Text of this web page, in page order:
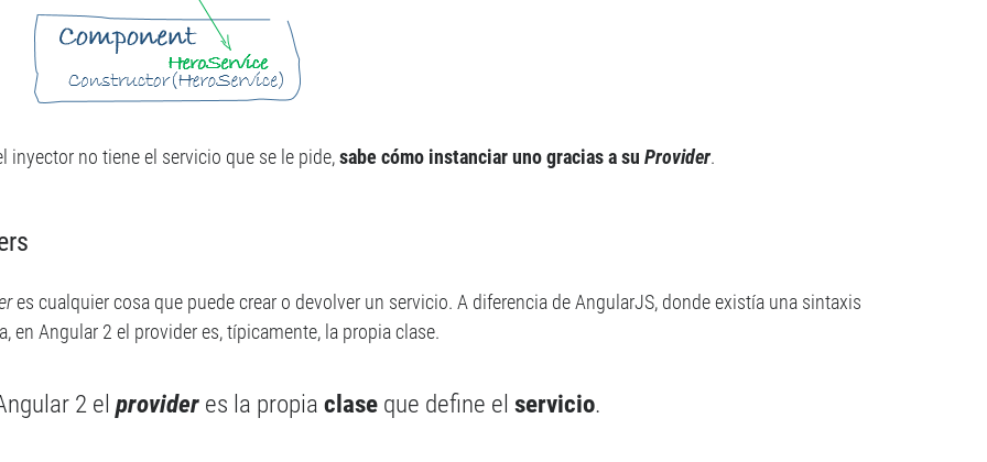
inyector no tiene el servicio que se le pide,sabe cómo instanciar uno gracias a suProvider.
es cualquier cosa que puede crear o devolver un servicio. A diferencia de AngularJS, donde existía una sintaxis
en Angular 2 el provider es, típicamente, la propia clase.
2 elprovider es la propiaclase que define elservicio.